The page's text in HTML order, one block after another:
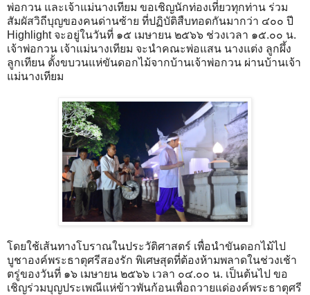
พ่อกวน และเจ้าแม่นางเทียม ขอเชิญนักท่องเที่ยวทุกท่าน ร่วม
สัมผัสวิถีบุญของคนด่านซ้าย ที่ปฏิบัติสืบทอดกันมากว่า ๔๐๐ ปี
Highlight จะอยู่ในวันที่ ๑๕ เมษายน ๒๕๖๖ ช่วงเวลา ๑๕.๐๐ น.
เจ้าพ่อกวน เจ้าแม่นางเทียม จะนำคณะพ่อแสน นางแต่ง ลูกผึ้ง
ลูกเทียน ตั้งขบวนแห่ขันดอกไม้จากบ้านเจ้าพ่อกวน ผ่านบ้านเจ้า
แม่นางเทียม
โดยใช้เส้นทางโบราณในประวัติศาสตร์ เพื่อนำขันดอกไม้ไป
บูชาองค์พระธาตุศรีสองรัก พิเศษสุดที่ต้องห้ามพลาดในช่วงเช้า
ตรู่ของวันที่ ๑๖ เมษายน ๒๕๖๖ เวลา ๐๔.๐๐ น. เป็นต้นไป ขอ
เชิญร่วมบุญประเพณีแห่ข้าวพันก้อนเพื่อถวายแด่องค์พระธาตุศรี